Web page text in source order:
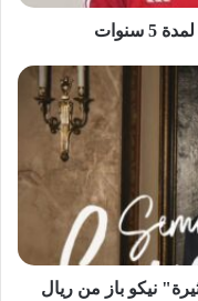
نيكو باز من ريال